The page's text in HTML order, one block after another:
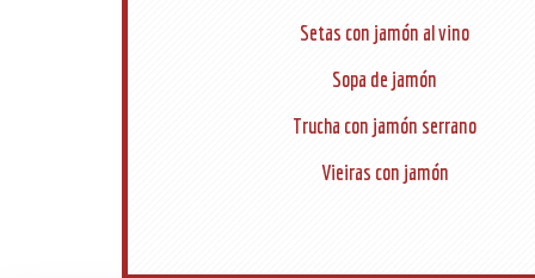
Setas con jamón al vino
Sopa de jamón
Trucha con jamón serrano
Vieiras con jamón